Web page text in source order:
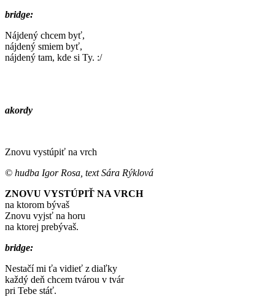
bridge:
Nájdený chcem byť,
nájdený smiem byť,
nájdený tam, kde si Ty. :/
akordy
Znovu vystúpiť na vrch
© hudba Igor Rosa, text Sára Rýklová
ZNOVU VYSTÚPIŤ NA VRCH
na ktorom bývaš
Znovu vyjsť na horu
na ktorej prebývaš.
bridge:
Nestačí mi ťa vidieť z diaľky
každý deň chcem tvárou v tvár
pri Tebe stáť.